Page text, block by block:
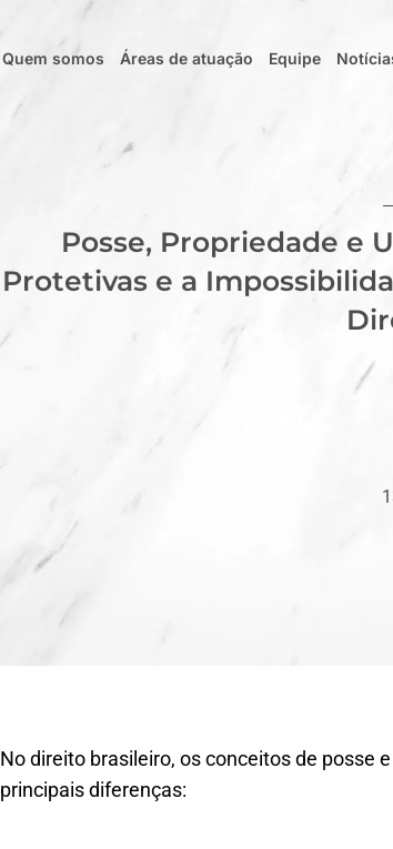
Quem somos Áreas de atuação Equipe
Posse, Propriedade e
Protetivas e a
No direito brasileiro, os conceitos de posse
principais diferenças: